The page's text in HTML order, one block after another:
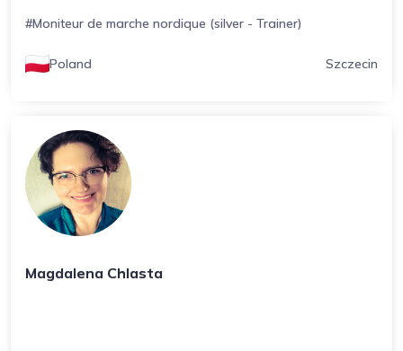
#Moniteur de marche nordique (silver - Trainer)
Poland Szczecin
Magdalena Chlasta